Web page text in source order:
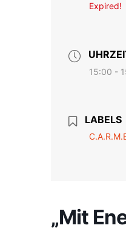
Expired!
15:00 -
LABELS
„Mit